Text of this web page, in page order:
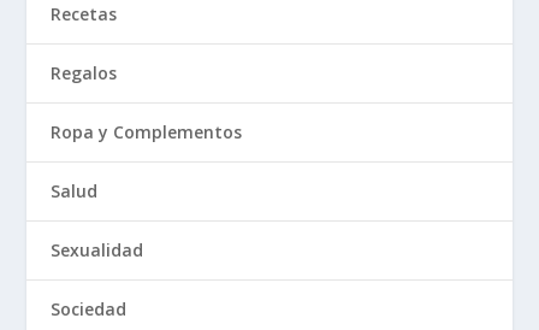
Recetas
Regalos
Ropa y Complementos
Salud
Sexualidad
Sociedad